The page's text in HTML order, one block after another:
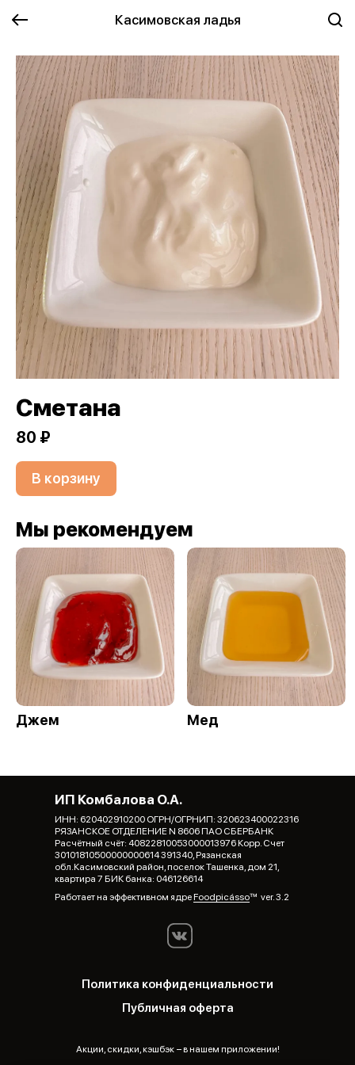
Касимовская ладья
Сметана
80 ₽
В корзину
Мы рекомендуем
Джем Мед
ИП Комбалова О.А.
ИНН: 620402910200 ОГРН/ОГРНИП: 320623400022316
РЯЗАНСКОЕ ОТДЕЛЕНИЕ N 8606 ПАО СБЕРБАНК
Расчётный счёт: 40822810053000013976 Корр. Счет
30101810500000000614 391340, Рязанская
обл.Касимовский район, поселок Ташенка, дом 21,
квартира 7 БИК банка: 046126614
Работает на эффективном ядреFoodpicássover. 3.2
Политика конфиденциальности
Публичная оферта
Акции, скидки, кэшбэк − в нашем приложении!